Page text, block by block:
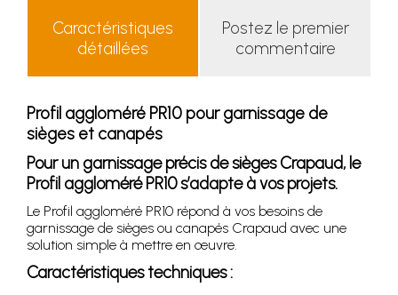
Caractéristiques
détaillées
Postez le premier
commentaire
Profil aggloméré PR10 pour garnissage de
sièges et canapés
Pour un garnissage précis de sièges Crapaud, le
Profil aggloméré PR10 s’adapte à vos projets.
Le Profil aggloméré PR10 répond à vos besoins de
garnissage de sièges ou canapés Crapaud avec une
solution simple à mettre en œuvre.
Caractéristiques techniques :